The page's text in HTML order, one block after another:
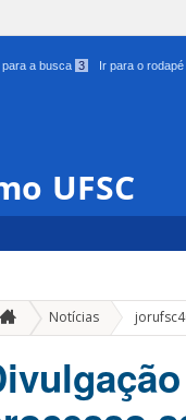
para a busca 3 Ir para o rodapé
UFSC
Notícias